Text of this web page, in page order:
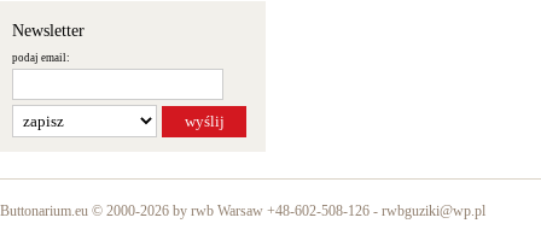
Newsletter
podaj email:
Buttonarium.eu © 2000-2026 by rwb Warsaw +48-602-508-126 - rwbguziki@wp.pl